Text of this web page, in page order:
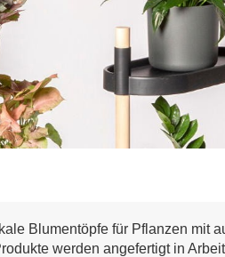
Blumentöpfe für Pflanzen mit
werden angefertigt in